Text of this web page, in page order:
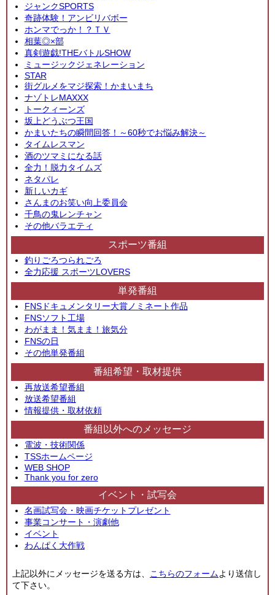
ジャンクSPORTS
奇跡体験！アンビリバボー
ホンマでっか！？ＴＶ
相葉◎×部
真剣遊戯!THEバトルSHOW
ミュージックジェネレーション
STAR
街グルメをマジ探索！かまいまち
ナゾトレMAXXX
トークィーンズ
坂上どうぶつ王国
かまいたちの瞬間回答！～60秒でお悩み解決～
タイムレスマン
酒のツマミになる話
全力！脱力タイムズ
ネタパレ
新しいカギ
さんまのお笑い向上委員会
千鳥の鬼レンチャン
その他バラエティ
スポーツ番組
釣りごろつられごろ
全力応援 スポーツLOVERS
単発番組
FNSドキュメンタリー大賞ノミネート作品
FNSソフト工場
わがまま！気まま！旅気分
FNSの日
その他単発番組
番組希望・取材提供
再放送希望番組
放送希望番組
情報提供・取材依頼
番組以外へのメッセージ
電波・技術関係
TSSホームページ
WEB SHOP
Thank you for zero
イベント・試写会
名画試写会・映画チケットプレゼント
事業コンサート・演劇他
イベント
わんぱく大作戦
上記以外にメッセージを送る方は、 こちらのフォームより送信し
て下さい。